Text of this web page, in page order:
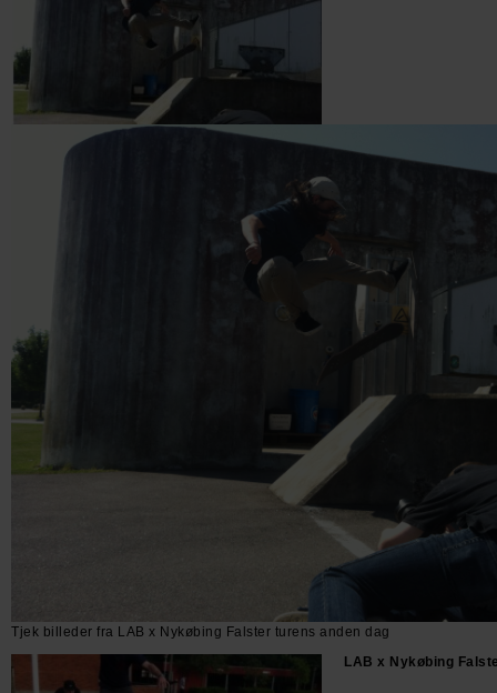
Tjek billeder fra LAB x Nykøbing Falster turens anden dag
LAB x Nykøbing